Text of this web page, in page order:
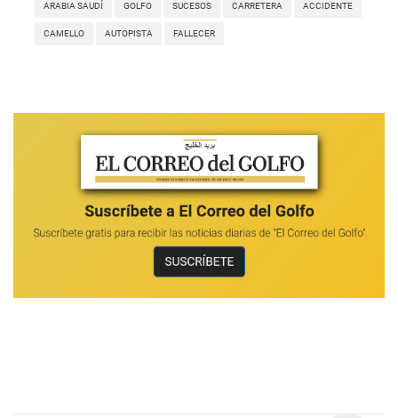
ARABIA SAUDÍ GOLFO SUCESOS CARRETERA ACCIDENTE
CAMELLO AUTOPISTA FALLECER